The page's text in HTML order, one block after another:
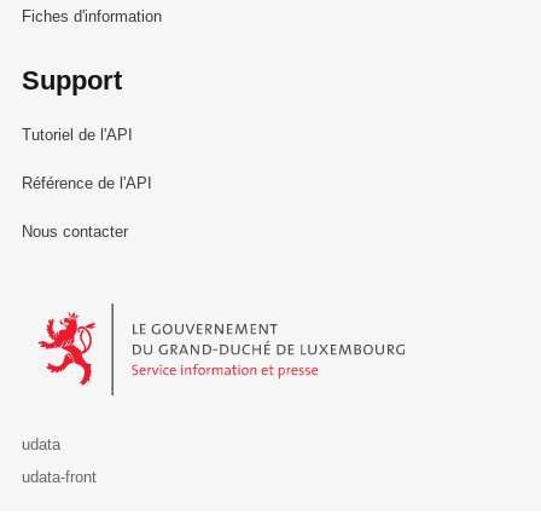
Fiches d'information
Support
Tutoriel de l'API
Référence de l'API
Nous contacter
Le Gouvernement du Grand-Duché de Luxembourg - Service
udata
udata-front